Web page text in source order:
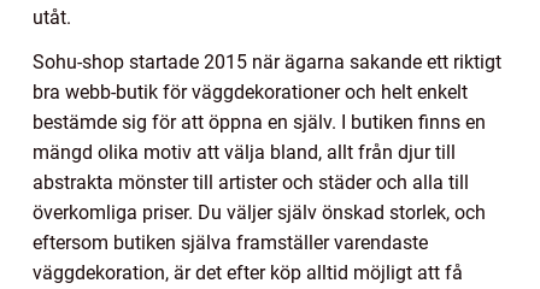
utåt.
Sohu-shop startade 2015 när ägarna sakande ett riktigt
bra webb-butik för väggdekorationer och helt enkelt
bestämde sig för att öppna en själv. I butiken finns en
mängd olika motiv att välja bland, allt från djur till
abstrakta mönster till artister och städer och alla till
överkomliga priser. Du väljer själv önskad storlek, och
eftersom butiken själva framställer varendaste
väggdekoration, är det efter köp alltid möjligt att få